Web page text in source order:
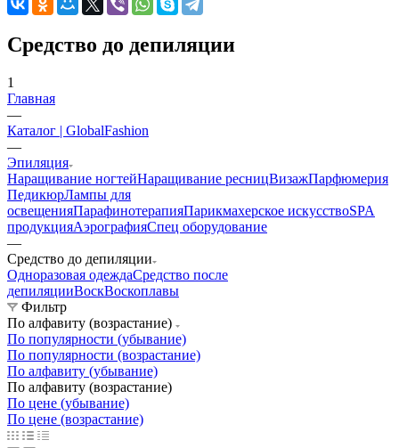
Средство до депиляции
1
Главная
—
Каталог | GlobalFashion
—
Эпиляция
Наращивание ногтейНаращивание ресницВизажПарфюмерия
ПедикюрЛампы для
освещенияПарафинотерапияПарикмахерское искусствоSPA
продукцияАэрографияСпец оборудование
—
Средство до депиляции
Одноразовая одеждаСредство после
депиляцииВоскВоскоплавы
Фильтр
По алфавиту (возрастание)
По популярности (убывание)
По популярности (возрастание)
По алфавиту (убывание)
По алфавиту (возрастание)
По цене (убывание)
По цене (возрастание)